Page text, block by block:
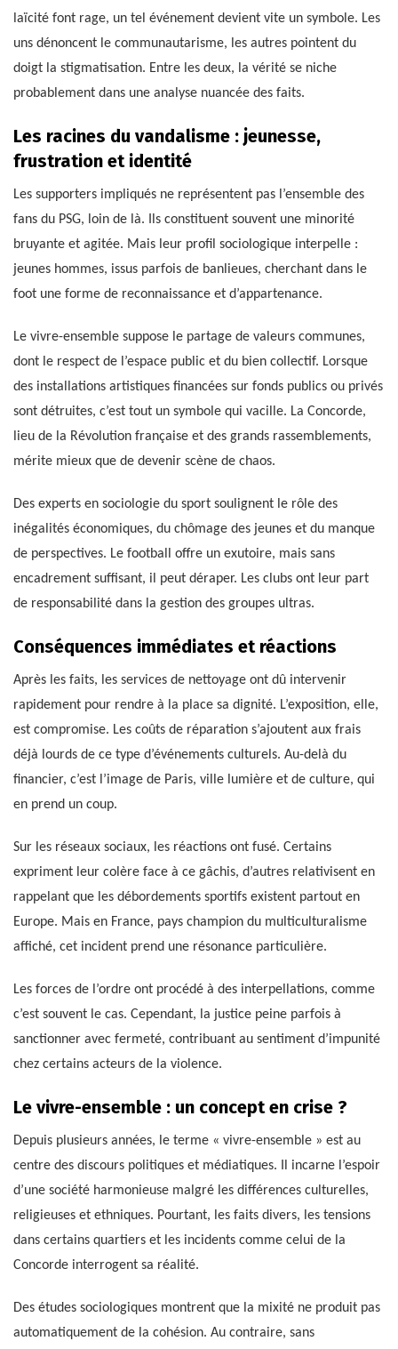
laïcité font rage, un tel événement devient vite un symbole. Les
uns dénoncent le communautarisme, les autres pointent du
doigt la stigmatisation. Entre les deux, la vérité se niche
probablement dans une analyse nuancée des faits.
Les racines du vandalisme : jeunesse,
frustration et identité
Les supporters impliqués ne représentent pas l’ensemble des
fans du PSG, loin de là. Ils constituent souvent une minorité
bruyante et agitée. Mais leur profil sociologique interpelle :
jeunes hommes, issus parfois de banlieues, cherchant dans le
foot une forme de reconnaissance et d’appartenance.
Le vivre-ensemble suppose le partage de valeurs communes,
dont le respect de l’espace public et du bien collectif. Lorsque
des installations artistiques financées sur fonds publics ou privés
sont détruites, c’est tout un symbole qui vacille. La Concorde,
lieu de la Révolution française et des grands rassemblements,
mérite mieux que de devenir scène de chaos.
Des experts en sociologie du sport soulignent le rôle des
inégalités économiques, du chômage des jeunes et du manque
de perspectives. Le football offre un exutoire, mais sans
encadrement suffisant, il peut déraper. Les clubs ont leur part
de responsabilité dans la gestion des groupes ultras.
Conséquences immédiates et réactions
Après les faits, les services de nettoyage ont dû intervenir
rapidement pour rendre à la place sa dignité. L’exposition, elle,
est compromise. Les coûts de réparation s’ajoutent aux frais
déjà lourds de ce type d’événements culturels. Au-delà du
financier, c’est l’image de Paris, ville lumière et de culture, qui
en prend un coup.
Sur les réseaux sociaux, les réactions ont fusé. Certains
expriment leur colère face à ce gâchis, d’autres relativisent en
rappelant que les débordements sportifs existent partout en
Europe. Mais en France, pays champion du multiculturalisme
affiché, cet incident prend une résonance particulière.
Les forces de l’ordre ont procédé à des interpellations, comme
c’est souvent le cas. Cependant, la justice peine parfois à
sanctionner avec fermeté, contribuant au sentiment d’impunité
chez certains acteurs de la violence.
Le vivre-ensemble : un concept en crise ?
Depuis plusieurs années, le terme « vivre-ensemble » est au
centre des discours politiques et médiatiques. Il incarne l’espoir
d’une société harmonieuse malgré les différences culturelles,
religieuses et ethniques. Pourtant, les faits divers, les tensions
dans certains quartiers et les incidents comme celui de la
Concorde interrogent sa réalité.
Des études sociologiques montrent que la mixité ne produit pas
automatiquement de la cohésion. Au contraire, sans